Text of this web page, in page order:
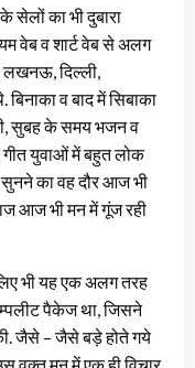
सेलों का भी दुबारा
वेब व शार्ट वेब से अलग
लखनऊ, दिल्ली,
व बाद में सिबाका
सुबह के समय भजन व
गीत युवाओं में बहुत लोक
का वह दौर आज भी
आज भी मन में गूंज रही
भी यह एक अलग तरह
पैकेज था, जिसने
जैसे – जैसे बड़े होते गये
वक़्त मन में एक ही विचार